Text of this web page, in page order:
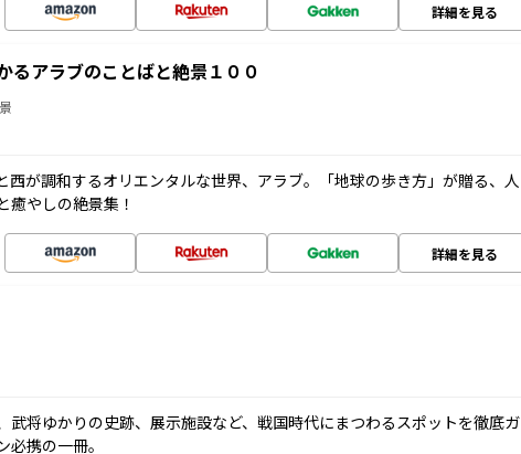
詳細を見る
るアラブのことばと絶景１００
西が調和するオリエンタルな世界、アラブ。「地球の歩き方」が贈る、人
癒やしの絶景集！
詳細を見る
武将ゆかりの史跡、展示施設など、戦国時代にまつわるスポットを徹底ガ
必携の一冊。